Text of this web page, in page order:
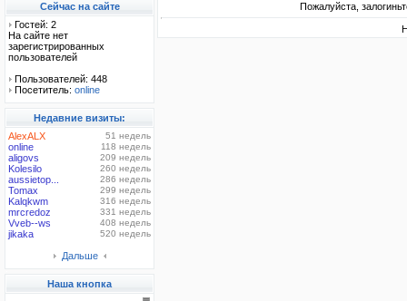
Сейчас на сайте
Гостей: 2
На сайте нет
зарегистрированных
пользователей
Пользователей: 448
Посетитель: online
Недавние визиты:
AlexALX
51 недель
online 118 недель
aligovs 209 недель
Kolesilo 260 недель
aussietop... 286 недель
Tomax 299 недель
Kalqkwm 316 недель
mrcredoz 331 недель
Vveb--ws 408 недель
jikaka 520 недель
Дальше
Наша кнопка
Пожалуйста,